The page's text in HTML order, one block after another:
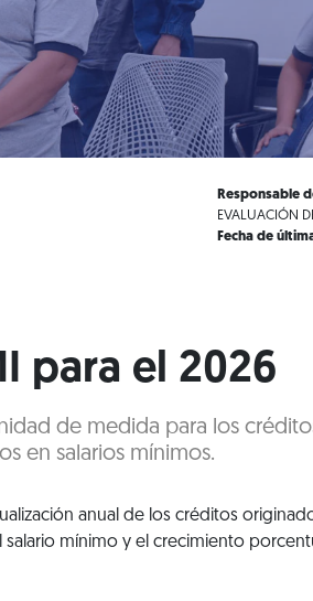
Responsable
EVALUACIÓN
Fecha de
para el 2026
de medida para los
en salarios mínimos.
anual de los créditos
mínimo y el crecimiento